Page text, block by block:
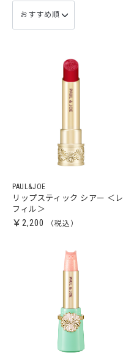
PAUL&JOE
リップスティック シアー ＜レ
フィル＞
￥2,200